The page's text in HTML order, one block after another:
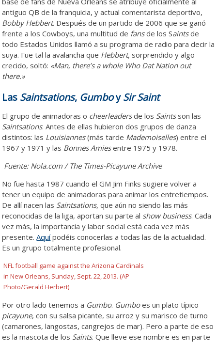
antiguo QB de la franquicia, y actual comentarista deportivo,
Bobby Hebbert. Después de un partido de 2006 que se ganó
frente a los Cowboys, una multitud de fansde los Saintsde
todo Estados Unidos llamó a su programa de radio para decir la
suya. Fue tal la avalancha que Hebbert, sorprendido y algo
crecido, soltó: «Man, there’s a whole Who Dat Nation out
there.»
Las Saintsations, GumboySir Saint
El grupo de animadoras o cheerleadersde los Saintsson las
Saintsations. Antes de ellas hubieron dos grupos de danza
distintos: las Louisiannes(más tarde Mademoiselles) entre el
1967 y 1971 y las Bonnes Amiesentre 1975 y 1978.
Fuente: Nola.com / The Times-Picayune Archive
No fue hasta 1987 cuando el GM Jim Finks sugiere volver a
tener un equipo de animadoras para animar los entretiempos.
De allí nacen las Saintsations, que aún no siendo las más
reconocidas de la liga, aportan su parte al show business. Cada
vez más, la importancia y labor social está cada vez más
presente.Aquípodéis conocerlas a todas las de la actualidad.
Es un grupo totalmente profesional.
NFL football game against the Arizona Cardinals
in New Orleans, Sunday, Sept. 22, 2013. (AP
Photo/Gerald Herbert)
Por otro lado tenemos a Gumbo. Gumboes un plato típico
picayune, con su salsa picante, su arroz y su marisco de turno
(camarones, langostas, cangrejos de mar). Pero a parte de eso
es la mascota de los Saints. Que lleve ese nombre es en parte